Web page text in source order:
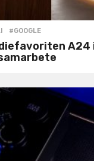
,#GOOGLE
A24